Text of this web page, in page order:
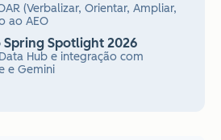
(Verbalizar, Orientar, Ampliar,
ao AEO
Spring Spotlight 2026
Hub e integração com
e Gemini